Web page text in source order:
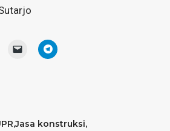
Jasa konstruksi